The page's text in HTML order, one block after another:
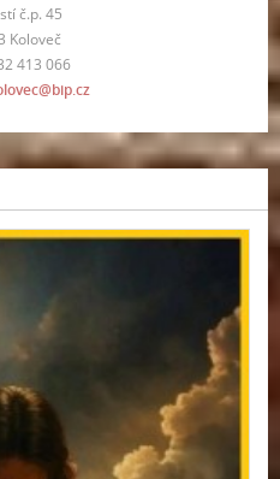
č.p. 45
Koloveč
413 066